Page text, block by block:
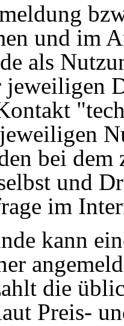
und im
als
jeweiligen
bei dem
und
im
kann
die
Preis-